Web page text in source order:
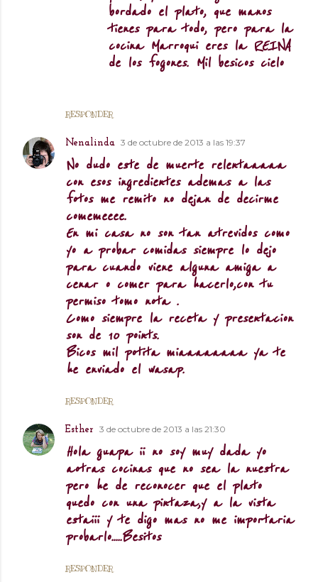
RESPONDER
bordado el plato, que manos
tienes para todo, pero para la
cocina Marroqui eres la REINA
de los fogones. Mil besicos cielo
Nenalinda 3 de octubre de 2013 a las 19:37
No dudo este de muerte relentaaaaa
con esos ingredientes ademas a las
fotos me remito no dejan de decirme
comemeeee.
En mi casa no son tan atrevidos como
yo a probar comidas siempre lo dejo
para cuando viene alguna amiga a
cenar o comer para hacerlo,con tu
permiso tomo nota .
Como siempre la receta y presentacion
son de 10 points.
Bicos mil potita miaaaaaaaa ya te
he enviado el wasap.
RESPONDER
Esther 3 de octubre de 2013 a las 21:30
Hola guapa ii no soy muy dada yo
aotras cocinas que no sea la nuestra
pero he de reconocer que el plato
quedo con una pintaza,y a la vista
estaiii y te digo mas no me importaria
probarlo.....Besitos
RESPONDER